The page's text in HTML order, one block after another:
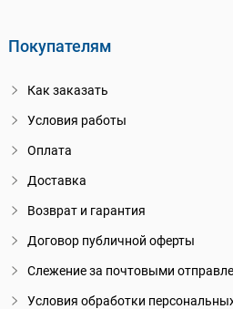
Покупателям
Как заказать
Условия работы
Оплата
Доставка
Возврат и гарантия
Договор публичной оферты
Слежение за почтовыми
Условия обработки